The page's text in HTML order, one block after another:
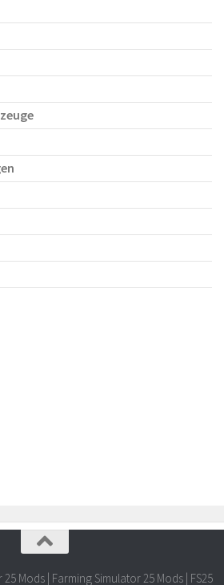
Mods | Farming Simulator 25 Mods | FS25